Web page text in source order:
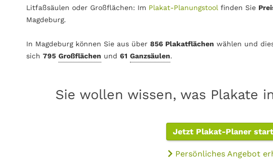
Litfaßsäulen oder Großflächen: Im Plakat-Planungstool finden Sie
Magdeburg.
In Magdeburg können Sie aus über 856 Plakatflächen wählen und
sich 795 Großflächen und 61 Ganzsäulen.
Sie wollen wissen, was Plakate
Jetzt Plakat-Planer
Persönliches Angebot